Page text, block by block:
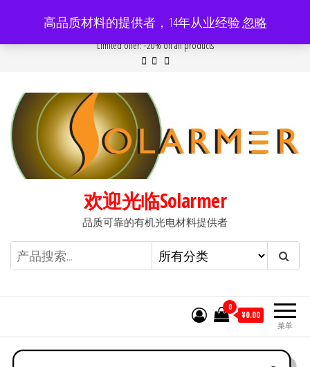
内
Popular searches:Women //Modern //New//Sale
Limited offer: -20% on all products
欢迎光临Solarmer
品质可靠的有机光电材料提供者
菜单
0
¥0.00
高品质材料的提供者，14年从业经验忽略